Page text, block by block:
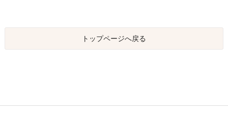
トップページへ戻る